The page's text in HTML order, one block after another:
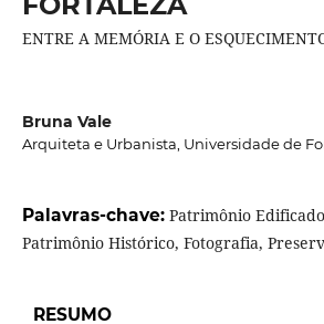
ENTRE A MEMÓRIA E O
Bruna Vale
Arquiteta e Urbanista, Universidade de
Palavras-chave: Patrimônio
Patrimônio Histórico, Fotografia,
RESUMO